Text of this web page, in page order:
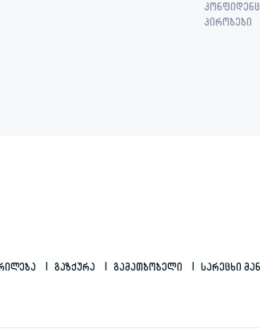
პირობები
Გაზქურა Გამათბობელი Სარეცხი